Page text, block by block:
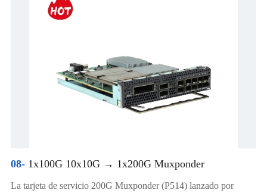
08-1x100G 10x10G → 1x200G Muxponder
La tarjeta de servicio 200G Muxponder (P514) lanzado por